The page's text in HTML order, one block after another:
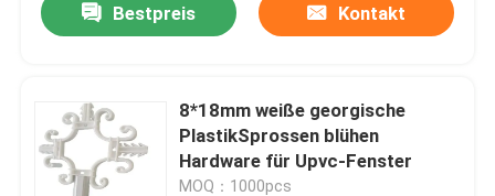
Bestpreis Kontakt
8*18mm weiße georgische
PlastikSprossen blühen
Hardware für Upvc-Fenster
MOQ：1000pcs